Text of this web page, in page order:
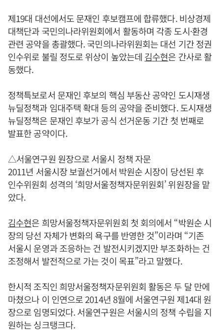
제19대 대선에서도 문재인 후보캠프에 합류했다. 비상경제
대책단과 국민의나라위원회에서 활동하며 각종 도시·환경
관련 공약을 총괄했다. 국민의나라위원회는 대선 기간 정권
인수위로 불릴 정도로 위상이 높았는데 김수현은 간사로 활
동했다.
정책특보로서 문재인 후보의 핵심 부동산 공약인 도시재생
뉴딜정책과 임대주택 확대 등의 공약을 준비했다. 도시재생
뉴딜정책은 문재인 후보가 공식 선거운동 기간 첫 번째로
발표한 공약이다.
△서울연구원 원장으로 서울시 정책 자문
2011년 서울시장 보궐선거에서 박원순 시장이 당선된 후
인수위원회 성격의 ‘희망서울정책자문위원회’ 위원장을 맡
았다.
김수현은 희망서울정책자문위원회 첫 회의에서 “박원순 시
장의 당선 자체가 변화의 욕구를 반영한 것”이라며 “기존
서울시 운영과 조응하는 건 발전시키겠지만 부조화하는 건
조정해서 발전적으로 가는 것이 목표”라고 말했다.
한시적 조직인 희망서울정책자문위원회 활동은 두 달 만에
마쳤으나 이 인연으로 2014년 8월에 서울연구원 제14대 원
장으로 임명되었다. 서울연구원은 서울시의 정책 수립을 지
원하는 싱크탱크다.